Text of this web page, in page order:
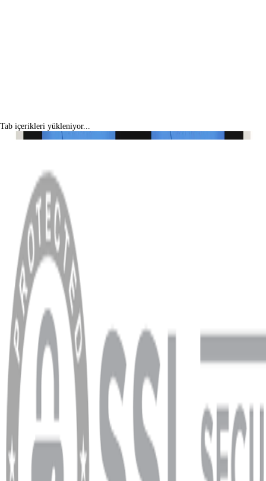
Tab içerikleri yükleniyor...
MENÜ
Anasayfa
Hakkımızda
Blog
MÜŞTERİ HİZMETLERİ
Hesabım
Sipariş Sorgulama
Banka Hesap Bilgileri
YARDIM VE DESTEK
Ödeme ve Teslimat Şartları
Garanti ve İade Şartları
info@dukkanhifi.com
0850 441 40 44
info@dukkanhifi.com 0850 441 40 44
Çalışma Saatleri: Pazartesi - Cuma 09:30 - 19:30, Cumartesi 10:00 - 18:00